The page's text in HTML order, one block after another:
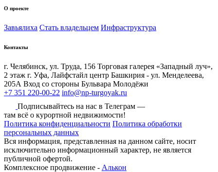
О проекте
Завьялиха Стать владельцем Инфраструктура
Контакты
г. Челябинск, ул. Труда, 156 Торговая галерея «Западный луч»,
2 этаж г. Уфа, Лайфстайл центр Башкирия - ул. Менделеева,
205А Вход со стороны Бульвара Молодёжи
+7 351 220-00-22 info@np-turgoyak.ru
Подписывайтесь на нас в Телеграм —
там всё о курортной недвижимости!
Политика конфиденциальности Политика обработки
персональных данных
Вся информация, представленная на данном сайте, носит
исключительно информационный характер, не является
публичной офертой.
Комплексное продвижение - Алькон